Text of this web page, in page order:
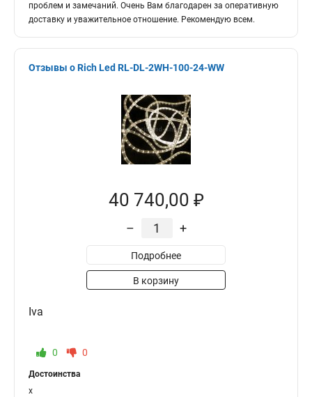
проблем и замечаний. Очень Вам благодарен за оперативную
доставку и уважительное отношение. Рекомендую всем.
Отзывы о Rich Led RL-DL-2WH-100-24-WW
40 740,00 ₽
– +
Подробнее
В корзину
Iva
0 0
Достоинства
x